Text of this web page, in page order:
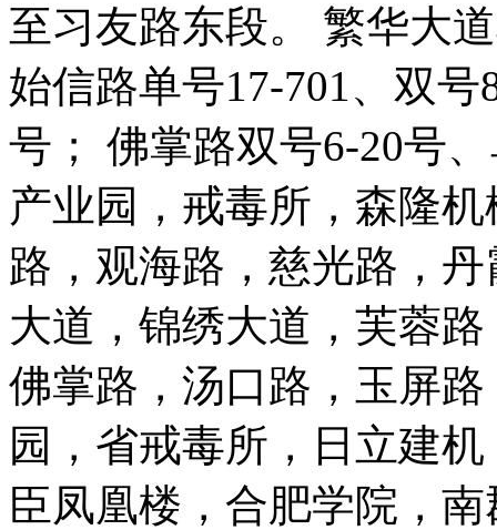
至习友路东段。 繁华大
始信路单号17-701、双
号； 佛掌路双号6-20号
产业园，戒毒所，森隆
路，观海路，慈光路，
大道，锦绣大道，芙蓉
佛掌路，汤口路，玉屏
园，省戒毒所，日立建
臣凤凰楼，合肥学院，